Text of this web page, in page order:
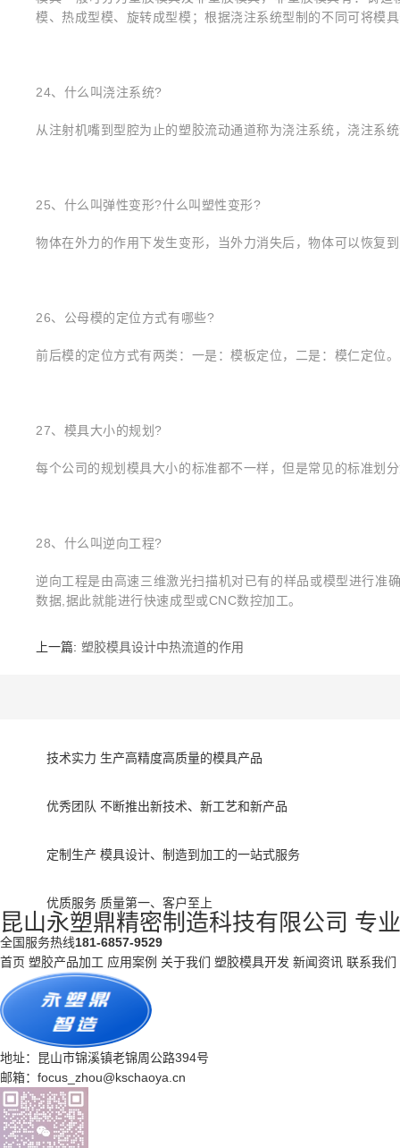
模、热成型模、旋转成型模；根据浇注系统型制的不同可将模
24、什么叫浇注系统?
从注射机嘴到型腔为止的塑胶流动通道称为浇注系统，浇注系
25、什么叫弹性变形?什么叫塑性变形?
物体在外力的作用下发生变形，当外力消失后，物体可以恢复
26、公母模的定位方式有哪些?
前后模的定位方式有两类：一是：模板定位，二是：模仁定位。
27、模具大小的规划?
每个公司的规划模具大小的标准都不一样，但是常见的标准
28、什么叫逆向工程?
逆向工程是由高速三维激光扫描机对已有的样品或模型进行准
数据,据此就能进行快速成型或CNC数控加工。
上一篇: 塑胶模具设计中热流道的作用
技术实力 生产高精度高质量的模具产品
优秀团队 不断推出新技术、新工艺和新产品
定制生产 模具设计、制造到加工的一站式服务
优质服务 质量第一、客户至上
昆山永塑鼎精密制造科技有限公司 专
全国服务热线181-6857-9529
首页 塑胶产品加工 应用案例 关于我们 塑胶模具开发 新闻资讯 联系我们
地址：昆山市锦溪镇老锦周公路394号
邮箱：focus_zhou@kschaoya.cn